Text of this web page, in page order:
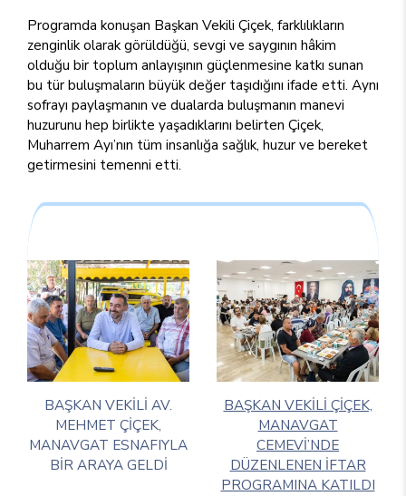
Programda konuşan Başkan Vekili Çiçek, farklılıkların
zenginlik olarak görüldüğü, sevgi ve saygının hâkim
olduğu bir toplum anlayışının güçlenmesine katkı sunan
bu tür buluşmaların büyük değer taşıdığını ifade etti. Aynı
sofrayı paylaşmanın ve dualarda buluşmanın manevi
huzurunu hep birlikte yaşadıklarını belirten Çiçek,
Muharrem Ayı’nın tüm insanlığa sağlık, huzur ve bereket
getirmesini temenni etti.
BAŞKAN VEKİLİ AV.
MEHMET ÇİÇEK,
MANAVGAT ESNAFIYLA
BİR ARAYA GELDİ
BAŞKAN VEKİLİ ÇİÇEK,
MANAVGAT
CEMEVİ’NDE
DÜZENLENEN İFTAR
PROGRAMINA KATILDI